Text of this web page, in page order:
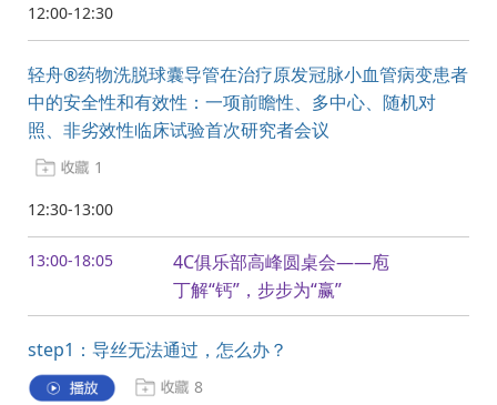
12:00-12:30
轻舟®药物洗脱球囊导管在治疗原发冠脉小血管病变患者
中的安全性和有效性：一项前瞻性、多中心、随机对
照、非劣效性临床试验首次研究者会议
1
12:30-13:00
13:00-18:05
4C俱乐部高峰圆桌会——庖
丁解“钙”，步步为“赢”
step1：导丝无法通过，怎么办？
8